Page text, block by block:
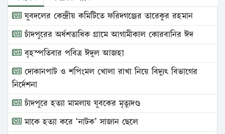
যুবদলের কেন্দ্রীয় কমিটিতে ফরিদগঞ্জের তারেকুর রহমান
চাঁদপুরের অর্ধশতাধিক গ্রামে আগামীকাল কোরবানির ঈদ
বৃহস্পতিবার পবিত্র ঈদুল আজহা
দোকানপাট ও শপিংমল খোলা রাখা নিয়ে বিদ্যুৎ বিভাগের
নির্দেশনা
চাঁদপুরে হত্যা মামলায় যুবকের মৃত্যুদণ্ড
মাকে হত্যা করে ‘নাটক’ সাজান ছেলে